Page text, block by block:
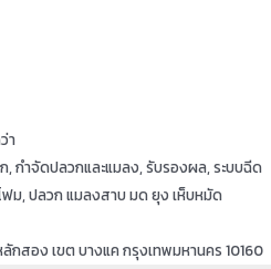
า
กำจัดปลวกและแมลง, รับรองผล, ระบบฉีด
ฟม, ปลวก แมลงสาบ มด ยุง เห็บหมัด
สอง เขต บางแค กรุงเทพมหานคร 10160